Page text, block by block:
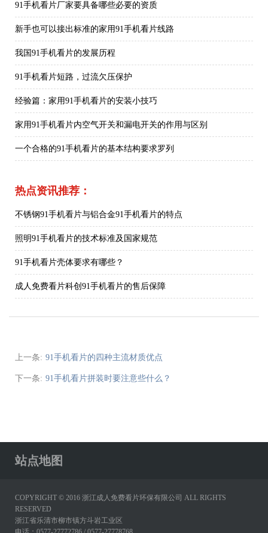
91手机看片厂家要具备哪些必要的资质
新手也可以接出标准的家用91手机看片线路
我国91手机看片的发展历程
91手机看片短路，过流欠压保护
经验篇：家用91手机看片的安装小技巧
家用91手机看片内空气开关和漏电开关的作用与区别
一个合格的91手机看片的基本结构要求罗列
热点资讯推荐：
不锈钢91手机看片与铝合金91手机看片的特点
照明91手机看片的技术标准及国家规范
91手机看片壳体要求有哪些？
成人免费看片科创91手机看片的售后保障
上一条: 91手机看片的四种主流材质优点
下一条: 91手机看片拼装时要注意些什么？
站点地图
COPYRIGHT © 2016 浙江成人免费看片环保有限公司 ALL RIGHTS
RESERVED
浙江省乐清市柳市镇方斗岩工业区